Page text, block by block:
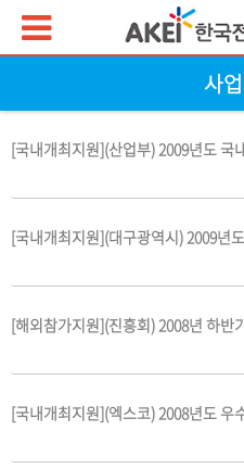
사
[국내개최지원](산업부) 2009년도
[국내개최지원](대구광역시) 2009년
[해외참가지원](진흥회) 2008년 하
[국내개최지원](엑스코) 2008년도